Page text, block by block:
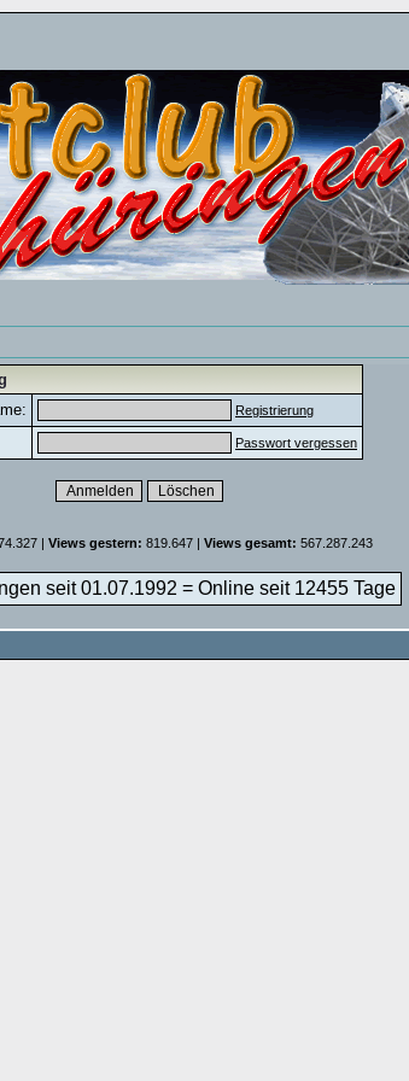
Registrierung
Passwort vergessen
| Views gestern: 819.647 | Views gesamt: 567.287.243
seit 01.07.1992 = Online seit 12455 Tage